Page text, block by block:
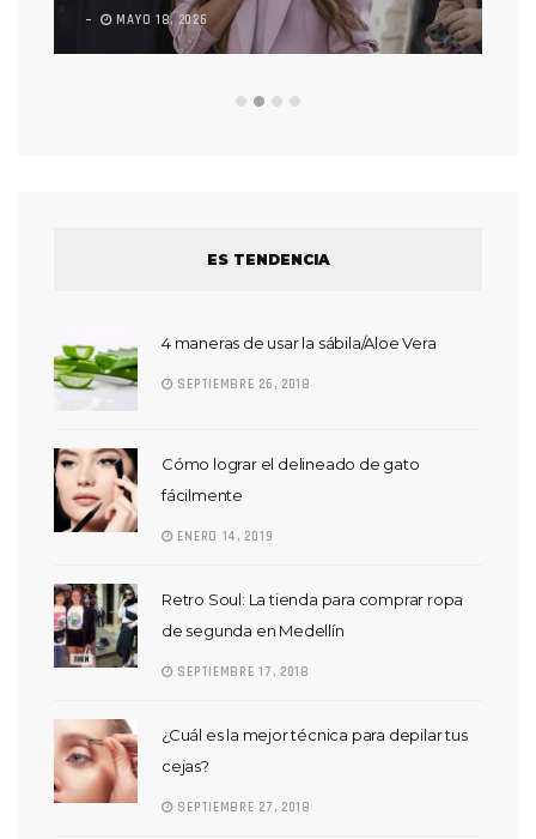
MAYO 18, 2026
ES TENDENCIA
4 maneras de usar la sábila/Aloe Vera
SEPTIEMBRE 26, 2018
Cómo lograr el delineado de gato
fácilmente
ENERO 14, 2019
Retro Soul: La tienda para comprar ropa
de segunda en Medellín
SEPTIEMBRE 17, 2018
¿Cuál es la mejor técnica para depilar tus
cejas?
SEPTIEMBRE 27, 2018